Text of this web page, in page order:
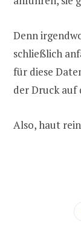
Denn
schließlich
für diese
der Druck auf
Also, haut